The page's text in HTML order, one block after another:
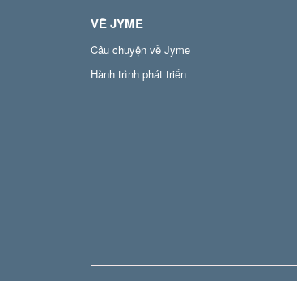
VỀ JYME
Câu chuyện về Jyme
Hành trình phát triển